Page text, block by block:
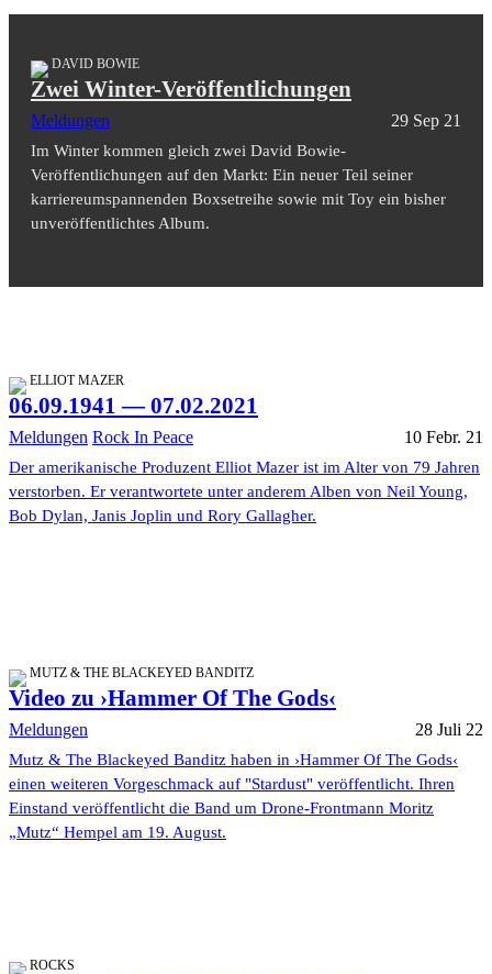
DAVID BOWIE
Zwei Winter-Veröffentlichungen
Meldungen 29 Sep 21
Im Winter kommen gleich zwei David Bowie-
Veröffentlichungen auf den Markt: Ein neuer Teil seiner
karriereumspannenden Boxsetreihe sowie mit Toy ein bisher
unveröffentlichtes Album.
ELLIOT MAZER
06.09.1941 — 07.02.2021
Meldungen Rock In Peace 10 Febr. 21
Der amerikanische Produzent Elliot Mazer ist im Alter von 79 Jahren
verstorben. Er verantwortete unter anderem Alben von Neil Young,
Bob Dylan, Janis Joplin und Rory Gallagher.
MUTZ & THE BLACKEYED BANDITZ
Video zu ›Hammer Of The Gods‹
Meldungen 28 Juli 22
Mutz & The Blackeyed Banditz haben in ›Hammer Of The Gods‹
einen weiteren Vorgeschmack auf "Stardust" veröffentlicht. Ihren
Einstand veröffentlicht die Band um Drone-Frontmann Moritz
„Mutz“ Hempel am 19. August.
ROCKS